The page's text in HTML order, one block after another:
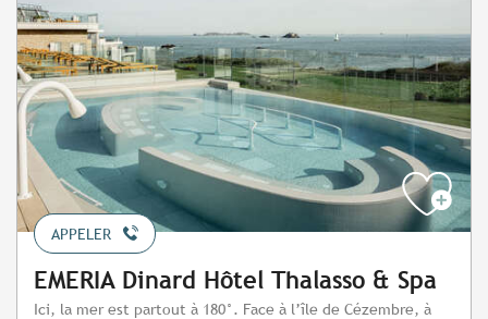
APPELER
EMERIA Dinard Hôtel Thalasso & Spa
Ici, la mer est partout à 180°. Face à l’île de Cézembre, à